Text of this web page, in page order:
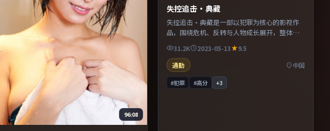
96:08
失控追击·典藏
失控追击·典藏是一部以犯罪为核心的影视作
品，围绕危机、反转与人物成长展开，整体节
奏紧凑，值得推荐观看。
31.2K 2023-05-13
9.5
通勤
中国
#犯罪 #高分 +3